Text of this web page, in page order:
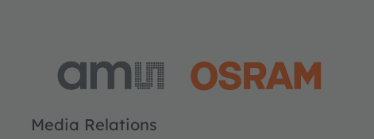
Media Relations